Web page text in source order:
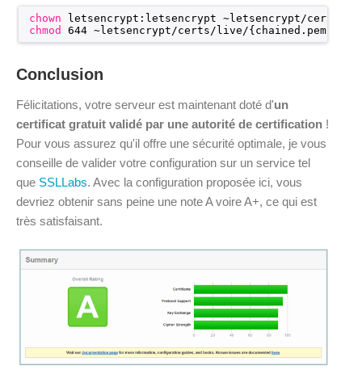
chown letsencrypt:letsencrypt ~letsencrypt/certs/
chmod
644 ~letsencrypt/certs/live/
Conclusion
Félicitations, votre serveur est maintenant doté d'un
certificat gratuit validé par une autorité de certification !
Pour vous assurez qu'il offre une sécurité optimale, je vous
conseille de valider votre configuration sur un service tel
que SSLLabs. Avec la configuration proposée ici, vous
devriez obtenir sans peine une note A voire A+, ce qui est
très satisfaisant.